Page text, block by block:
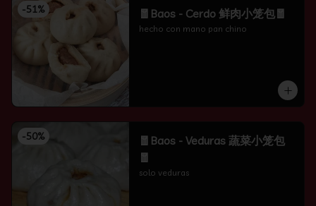
-51% 🧧Baos - Cerdo 鲜肉小笼包🧧
hecho con mano pan chino
-50%
🧧Baos - Veduras 蔬菜小笼包
solo veduras